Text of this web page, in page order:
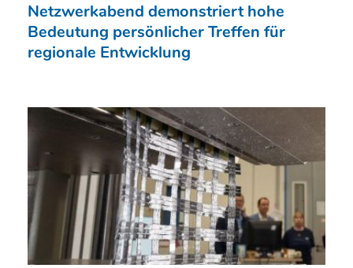
Netzwerkabend demonstriert hohe
Bedeutung persönlicher Treffen für
regionale Entwicklung